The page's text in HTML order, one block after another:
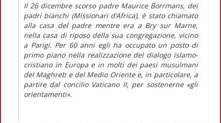
Il 26 dicembre scorso padre Maurice Borrmans, dei
padri bianchi (Missionari d’Africa), è stato chiamato
alla casa del padre mentre era a Bry sur Marne,
nella casa di riposo della sua congregazione, vicino
a Parigi. Per 60 anni egli ha occupato un posto di
primo piano nella realizzazione del dialogo islamo-
cristiano in Europa e in molti dei paesi musulmani
del Maghreb e del Medio Oriente e, in particolare, a
partire dal concilio Vaticano II, per sostenerne «gli
orientamenti».